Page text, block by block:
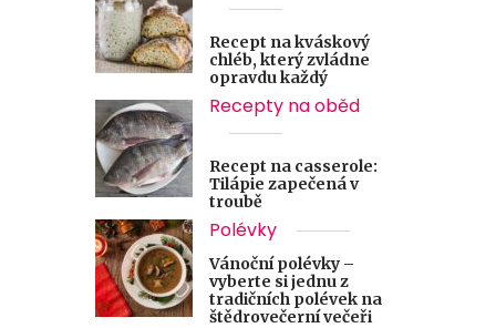
Recept na kváskový
chléb, který zvládne
opravdu každý
Recepty na oběd
Recept na casserole:
Tilápie zapečená v
troubě
Polévky
Vánoční polévky –
vyberte si jednu z
tradičních polévek na
štědrovečerní večeři